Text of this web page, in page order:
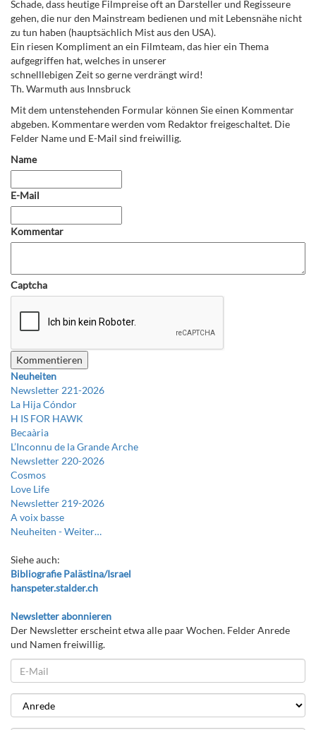
Schade, dass heutige Filmpreise oft an Darsteller und Regisseure
gehen, die nur den Mainstream bedienen und mit Lebensnähe nicht
zu tun haben (hauptsächlich Mist aus den USA).
Ein riesen Kompliment an ein Filmteam, das hier ein Thema
aufgegriffen hat, welches in unserer
schnelllebigen Zeit so gerne verdrängt wird!
Th. Warmuth aus Innsbruck
Mit dem untenstehenden Formular können Sie einen Kommentar
abgeben. Kommentare werden vom Redaktor freigeschaltet. Die
Felder Name und E-Mail sind freiwillig.
Name
E-Mail
Kommentar
Captcha
Neuheiten
Newsletter 221-2026
La Hija Cóndor
H IS FOR HAWK
Becaària
L’Inconnu de la Grande Arche
Newsletter 220-2026
Cosmos
Love Life
Newsletter 219-2026
A voix basse
Neuheiten -Weiter…
Siehe auch:
Bibliografie Palästina/Israel
hanspeter.stalder.ch
Newsletter abonnieren
Der Newsletter erscheint etwa alle paar Wochen. Felder Anrede
und Namen freiwillig.